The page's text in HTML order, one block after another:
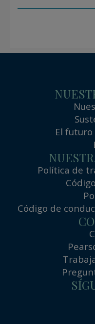
El futuro
Política de
Código de